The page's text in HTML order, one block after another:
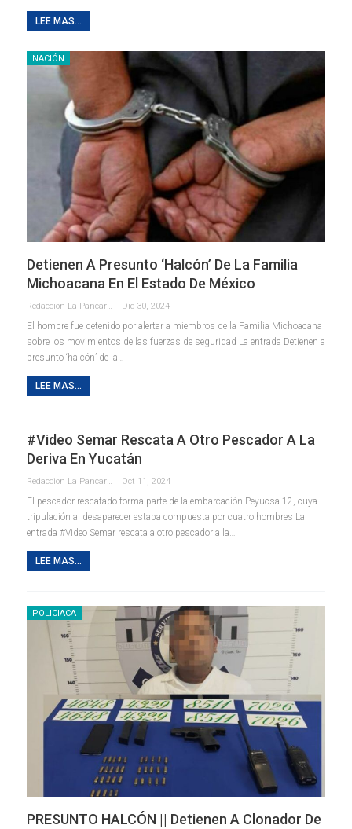
LEE MAS...
NACIÓN
Detienen A Presunto ‘halcón’ De La Familia
Michoacana En El Estado De México
Redaccion La Pancarta De Quintana Roo Dic 30, 2024
El hombre fue detenido por alertar a miembros de la Familia Michoacana
sobre los movimientos de las fuerzas de seguridad La entrada Detienen a
presunto ‘halcón’ de la…
LEE MAS...
#Video Semar Rescata A Otro Pescador A La
Deriva En Yucatán
Redaccion La Pancarta De Quintana Roo Oct 11, 2024
El pescador rescatado forma parte de la embarcación Peyucsa 12, cuya
tripulación al desaparecer estaba compuesta por cuatro hombres La
entrada #Video Semar rescata a otro pescador a la…
LEE MAS...
POLICIACA
PRESUNTO HALCÓN || Detienen A Clonador De